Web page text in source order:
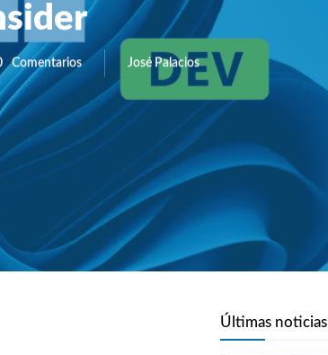
Comentarios José Palacios
Últimas noticias